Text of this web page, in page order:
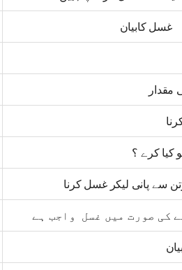
غسل کابیان
کیا کرے ؟
سے پانی لیکر غسل کرنا
کی صورت میں غسل واجب ہے